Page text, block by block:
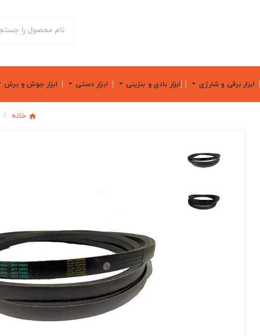
ابزار برقی و شارژی ابزار بادی و بنزینی ابزار دستی ابزار جوش و برش
خانه